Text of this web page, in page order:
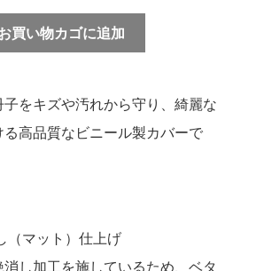
買い物カゴに追加
をキズや汚れから守り、綺麗な
高品質なビニール製カバーで
マット）仕上げ
し加工を施しているため、ベタ